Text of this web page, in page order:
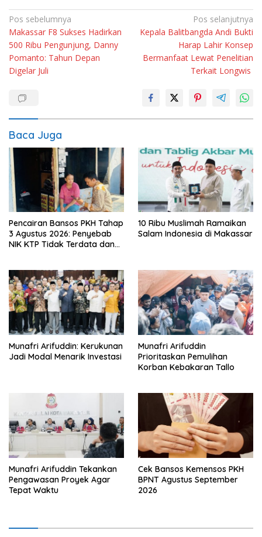
Navigasi
pos
Pos sebelumnya
Makassar F8 Sukses Hadirkan
500 Ribu Pengunjung, Danny
Pomanto: Tahun Depan
Digelar Juli
Pos selanjutnya
Kepala Balitbangda Andi Bukti
Harap Lahir Konsep
Bermanfaat Lewat Penelitian
Terkait Longwis
Baca Juga
Pencairan Bansos PKH Tahap
3 Agustus 2026: Penyebab
NIK KTP Tidak Terdata dan
10 Ribu Muslimah Ramaikan
Salam Indonesia di Makassar
Munafri Arifuddin: Kerukunan
Jadi Modal Menarik Investasi
Munafri Arifuddin
Prioritaskan Pemulihan
Korban Kebakaran Tallo
Munafri Arifuddin Tekankan
Pengawasan Proyek Agar
Tepat Waktu
Cek Bansos Kemensos PKH
BPNT Agustus September
2026